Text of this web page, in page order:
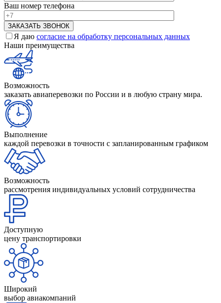
Ваш номер телефона
Я даю согласие на обработку персональных данных
Наши преимущества
Возможность
заказать авиаперевозки по России и в любую страну мира.
Выполнение
каждой перевозки в точности с запланированным графиком
Возможность
рассмотрения индивидуальных условий сотрудничества
Доступную
цену транспортировки
Широкий
выбор авиакомпаний